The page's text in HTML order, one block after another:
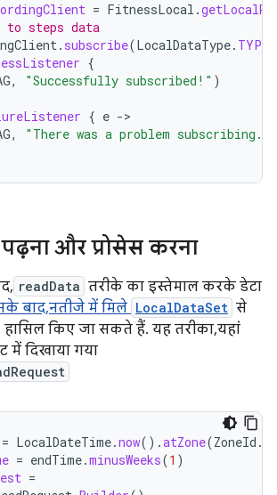
= FitnessLocal .
to steps data
. subscribe(LocalDataType.
{
, "Successfully subscribed!" )
{ e -
, "There was a problem subscribing."
और प्रोसेस करना
readData तरीके का इस्तेमाल करके डेटा
बाद, नतीजे में मिले LocalDataSet से
किए जा सकते हैं. यह तरीका, यहां
में दिखाया गया
= LocalDateTime.now().atZone(ZoneId .
= endTime.minusWeeks(1 )
=